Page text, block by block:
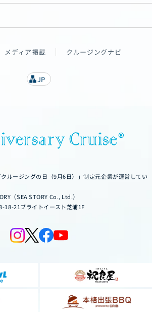
メディア掲載 クルージングナビ
lan
g
JP
ルージングの日（9月6日）」制定元企業が運営してい
（SEA STORY Co., Ltd.）
18-21ブライトイースト芝浦1F